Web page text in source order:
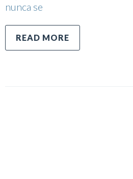
nunca se
READ MORE